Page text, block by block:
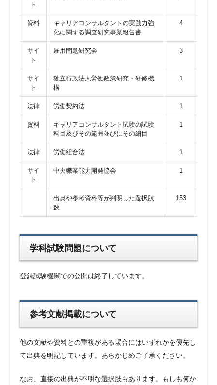
ト
資料
キャリアコンサルタントの実践力強
化に関する調査研究事業報告書
4
サイ
ト
雇用問題研究会 3
サイ
ト
独立行政法人労働政策研究・研修機
構
1
法律 労働契約法 1
資料
キャリアコンサルタント試験の試験
科目及びその範囲並びにその細目
1
法律 労働組合法 1
サイ
ト
中央職業能力開発協会 1
出典や参考資料等が判明した選択肢
数
153
学科試験問題について
登録試験機関での公開は終了しています。
参考文献掲載について
他の文献や資料との重複がある場合にはいずれかを優先し
て出典を明記しています。あらかじめご了承ください。
なお、直接の出典が不明な選択肢もあります。もしも何か